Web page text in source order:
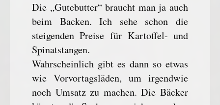
Die „Gutebutter“ braucht man ja auch
beim Backen. Ich sehe schon die
steigenden Preise für Kartoffel- und
Spinatstangen.
Wahrscheinlich gibt es dann so etwas
wie Vorvortagsläden, um irgendwie
noch Umsatz zu machen. Die Bäcker